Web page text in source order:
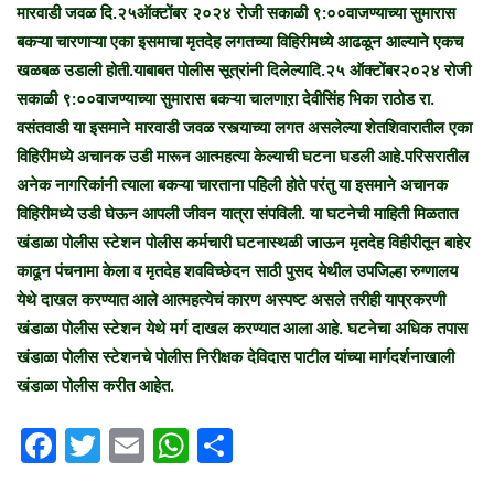
a
l
मारवाडी जवळ दि.२५ऑक्टोंबर २०२४ रोजी सकाळी ९:००वाजण्याच्या सुमारास
बकऱ्या चारणाऱ्या एका इसमाचा मृतदेह लगतच्या विहिरीमध्ये आढळून आल्याने एकच
खळबळ उडाली होती.याबाबत पोलीस सूत्रांनी दिलेल्यादि.२५ ऑक्टोंबर२०२४ रोजी
सकाळी ९:००वाजण्याच्या सुमारास बकऱ्या चालणाऱा देवीसिंह भिका राठोड रा.
वसंतवाडी या इसमाने मारवाडी जवळ रस्त्याच्या लगत असलेल्या शेतशिवारातील एका
विहिरीमध्ये अचानक उडी मारून आत्महत्या केल्याची घटना घडली आहे.परिसरातील
अनेक नागरिकांनी त्याला बकऱ्या चारताना पहिली होते परंतु या इसमाने अचानक
विहिरीमध्ये उडी घेऊन आपली जीवन यात्रा संपविली. या घटनेची माहिती मिळतात
खंडाळा पोलीस स्टेशन पोलीस कर्मचारी घटनास्थळी जाऊन मृतदेह विहीरीतून बाहेर
काढून पंचनामा केला व मृतदेह शवविच्छेदन साठी पुसद येथील उपजिल्हा रुग्णालय
येथे दाखल करण्यात आले आत्महत्येचं कारण अस्पष्ट असले तरीही याप्रकरणी
खंडाळा पोलीस स्टेशन येथे मर्ग दाखल करण्यात आला आहे. घटनेचा अधिक तपास
खंडाळा पोलीस स्टेशनचे पोलीस निरीक्षक देविदास पाटील यांच्या मार्गदर्शनाखाली
खंडाळा पोलीस करीत आहेत.
F
T
E
W